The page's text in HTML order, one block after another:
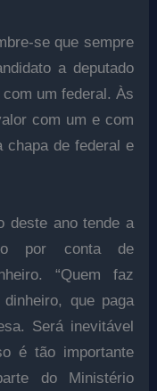
se que sempre
a deputado
com um federal. Às
com um e com
de federal e
deste ano tende a
por conta de
“Quem faz
que paga
Será inevitável
é tão importante
do Ministério